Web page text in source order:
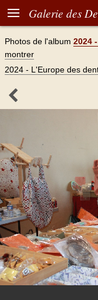
 Galerie des
Photos de l'album 2024
montrer
2024 - L'Europe des
